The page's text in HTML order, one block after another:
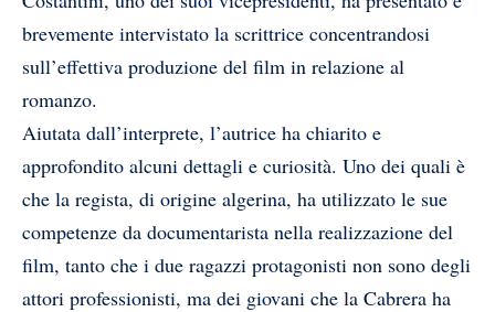
brevemente intervistato la scrittrice concentrandosi
sull’effettiva produzione del film in relazione al
romanzo.
Aiutata dall’interprete, l’autrice ha chiarito e
approfondito alcuni dettagli e curiosità. Uno dei quali è
che la regista, di origine algerina, ha utilizzato le sue
competenze da documentarista nella realizzazione del
film, tanto che i due ragazzi protagonisti non sono degli
attori professionisti, ma dei giovani che la Cabrera ha